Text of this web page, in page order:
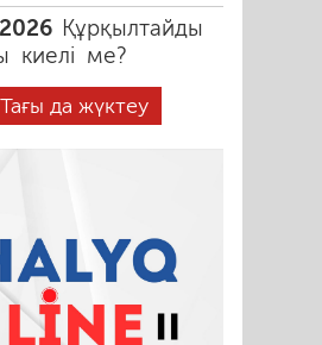
Құрқылтайды
киелі ме?
Тағы да жүктеу